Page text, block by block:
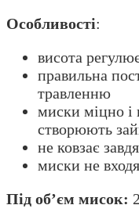
Особливості:
висота
правильна
травленню
миски міцно і
створюють
не ковзає
миски не
Під об’єм мисок: